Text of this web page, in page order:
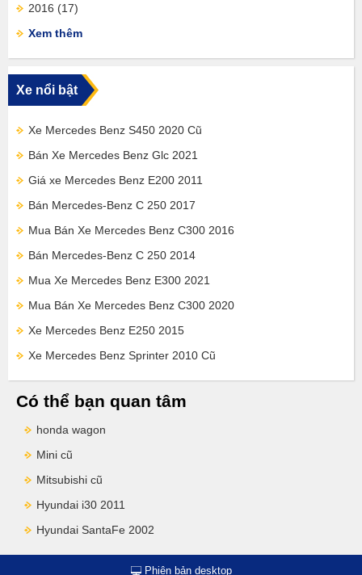
2016 (17)
Xem thêm
Xe nổi bật
Xe Mercedes Benz S450 2020 Cũ
Bán Xe Mercedes Benz Glc 2021
Giá xe Mercedes Benz E200 2011
Bán Mercedes-Benz C 250 2017
Mua Bán Xe Mercedes Benz C300 2016
Bán Mercedes-Benz C 250 2014
Mua Xe Mercedes Benz E300 2021
Mua Bán Xe Mercedes Benz C300 2020
Xe Mercedes Benz E250 2015
Xe Mercedes Benz Sprinter 2010 Cũ
Có thể bạn quan tâm
honda wagon
Mini cũ
Mitsubishi cũ
Hyundai i30 2011
Hyundai SantaFe 2002
Phiên bản desktop